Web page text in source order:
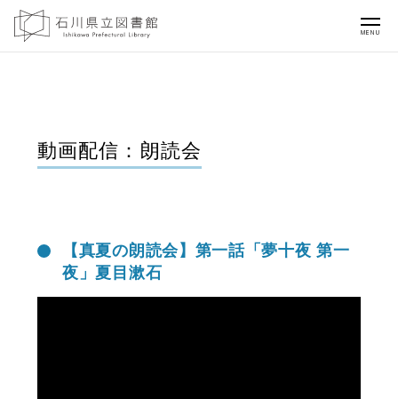
MENU
動画配信：朗読会
【真夏の朗読会】第一話「夢十夜 第一
夜」夏目漱石